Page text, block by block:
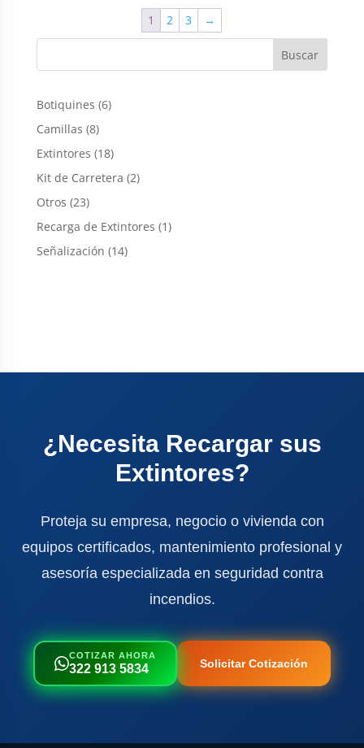
$ 110.000.$ 65.000.
1 2 3 →
Botiquines 66
Camillas 88
productos
Extintores 1818
productos
Kit de Carretera 22
Otros 2323
productos
Recarga de Extintores 11
Señalización 1414
¿Necesita Recargar sus
Extintores?
Proteja su empresa, negocio o vivienda con
equipos certificados, mantenimiento profesional y
asesoría especializada en seguridad contra
incendios.
COTIZAR AHORA
322 913 5834 Solicitar Cotización